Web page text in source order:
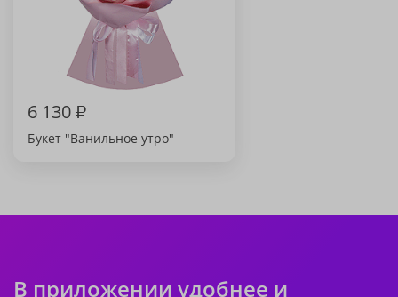
6 130₽
Букет "Ванильное утро"
В приложении удобнее и